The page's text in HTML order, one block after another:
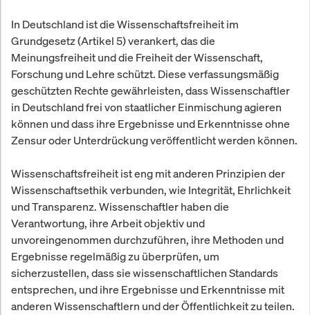
In Deutschland ist die Wissenschaftsfreiheit im
Grundgesetz (Artikel 5) verankert, das die
Meinungsfreiheit und die Freiheit der Wissenschaft,
Forschung und Lehre schützt. Diese verfassungsmäßig
geschützten Rechte gewährleisten, dass Wissenschaftler
in Deutschland frei von staatlicher Einmischung agieren
können und dass ihre Ergebnisse und Erkenntnisse ohne
Zensur oder Unterdrückung veröffentlicht werden können.
Wissenschaftsfreiheit ist eng mit anderen Prinzipien der
Wissenschaftsethik verbunden, wie Integrität, Ehrlichkeit
und Transparenz. Wissenschaftler haben die
Verantwortung, ihre Arbeit objektiv und
unvoreingenommen durchzuführen, ihre Methoden und
Ergebnisse regelmäßig zu überprüfen, um
sicherzustellen, dass sie wissenschaftlichen Standards
entsprechen, und ihre Ergebnisse und Erkenntnisse mit
anderen Wissenschaftlern und der Öffentlichkeit zu teilen.